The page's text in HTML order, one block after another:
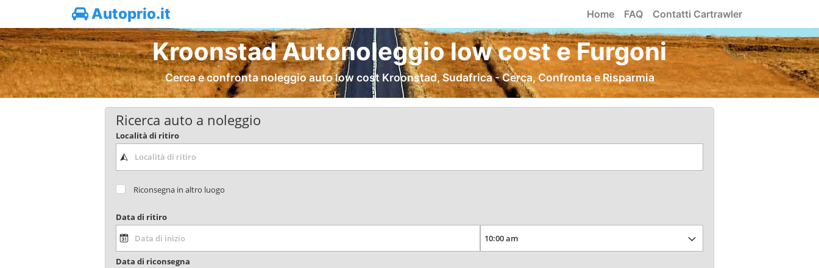
Autoprio.it Home FAQ Contatti Cartrawler
Kroonstad Autonoleggio low cost e Furgoni
Cerca e confronta noleggio auto low cost Kroonstad, Sudafrica - Cerca, Confronta e Risparmia
Ricerca auto a noleggio
Località di ritiro
Riconsegna in altro luogo
Data di ritiro
Data di riconsegna